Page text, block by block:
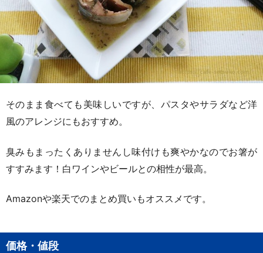
そのまま食べても美味しいですが、パスタやサラダなど洋
風のアレンジにもおすすめ。
臭みもまったくありませんし味付けも爽やかなのでお箸が
すすみます！白ワインやビールとの相性が最高。
Amazonや楽天でのまとめ買いもオススメです。
価格・値段